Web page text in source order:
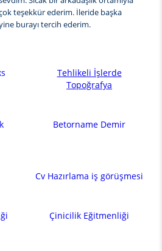
teşekkür ederim. İleride başka
burayı tercih ederim.
Tehlikeli İşlerde
Topoğrafya
Betorname Demir
Cv Hazırlama iş görüşmesi
Çinicilik Eğitmenliği